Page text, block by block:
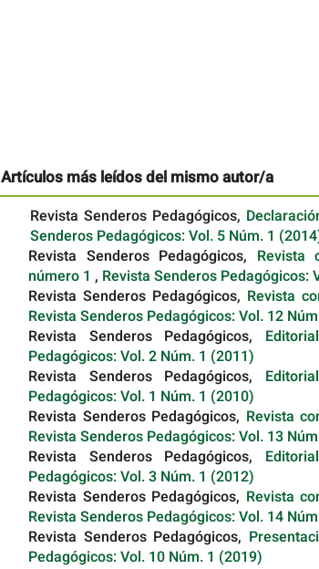
Artículos más leídos del mismo autor/a
Revista Senderos Pedagógicos,
Senderos Pedagógicos: Vol. 5 Núm. 1
Revista Senderos Pedagógicos, Revista
número 1 , Revista Senderos Pedagógicos:
Revista Senderos Pedagógicos, Revista
Revista Senderos Pedagógicos: Vol. 12
Revista Senderos Pedagógicos,
Pedagógicos: Vol. 2 Núm. 1 (2011)
Revista Senderos Pedagógicos,
Pedagógicos: Vol. 1 Núm. 1 (2010)
Revista Senderos Pedagógicos, Revista
Revista Senderos Pedagógicos: Vol. 13
Revista Senderos Pedagógicos,
Pedagógicos: Vol. 3 Núm. 1 (2012)
Revista Senderos Pedagógicos, Revista
Revista Senderos Pedagógicos: Vol. 14
Revista Senderos Pedagógicos,
Pedagógicos: Vol. 10 Núm. 1 (2019)